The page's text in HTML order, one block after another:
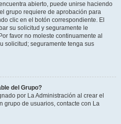
abierto, puede unirse haciendo
grupo requiere de aprobación para
clic en el botón correspondiente. El
su solicitud y seguramente le
favor no moleste continuamente al
solicitud; seguramente tenga sus
del Grupo?
por La Administración al crear el
grupo de usuarios, contacte con La